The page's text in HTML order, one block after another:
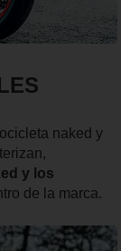
naked y
y los
de la marca.